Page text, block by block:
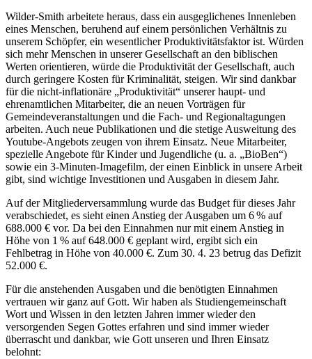
Wilder-Smith arbeitete heraus, dass ein ausgeglichenes Innenleben
eines Menschen, beruhend auf einem persönlichen Verhältnis zu
unserem Schöpfer, ein wesentlicher Produktivitätsfaktor ist. Würden
sich mehr Menschen in unserer Gesellschaft an den biblischen
Werten orientieren, würde die Produktivität der Gesellschaft, auch
durch geringere Kosten für Kriminalität, steigen. Wir sind dankbar
für die nicht-inflationäre „Produktivität“ unserer haupt- und
ehrenamtlichen Mitarbeiter, die an neuen Vorträgen für
Gemeindeveranstaltungen und die Fach- und Regionaltagungen
arbeiten. Auch neue Publikationen und die stetige Ausweitung des
Youtube-Angebots zeugen von ihrem Einsatz. Neue Mitarbeiter,
spezielle Angebote für Kinder und Jugendliche (u. a. „BioBen“)
sowie ein 3-Minuten-Imagefilm, der einen Einblick in unsere Arbeit
gibt, sind wichtige Investitionen und Ausgaben in diesem Jahr.
Auf der Mitgliederversammlung wurde das Budget für dieses Jahr
verabschiedet, es sieht einen Anstieg der Ausgaben um 6 % auf
688.000 € vor. Da bei den Einnahmen nur mit einem Anstieg in
Höhe von 1 % auf 648.000 € geplant wird, ergibt sich ein
Fehlbetrag in Höhe von 40.000 €. Zum 30. 4. 23 betrug das Defizit
52.000 €.
Für die anstehenden Ausgaben und die benötigten Einnahmen
vertrauen wir ganz auf Gott. Wir haben als Studiengemeinschaft
Wort und Wissen in den letzten Jahren immer wieder den
versorgenden Segen Gottes erfahren und sind immer wieder
überrascht und dankbar, wie Gott unseren und Ihren Einsatz
belohnt: